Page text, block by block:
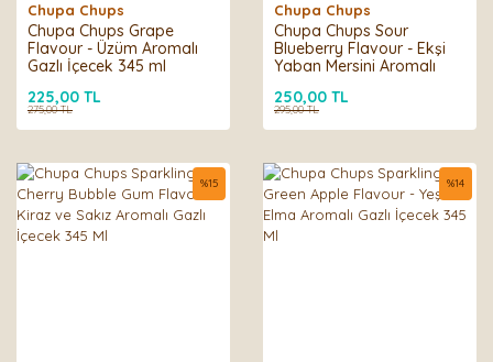
Chupa Chups
Chupa Chups Grape
Flavour - Üzüm Aromalı
Gazlı İçecek 345 ml
225,00 TL
275,00 TL
Chupa Chups
Chupa Chups Sour
Blueberry Flavour - Ekşi
Yaban Mersini Aromalı
250,00 TL
295,00 TL
%15 %14